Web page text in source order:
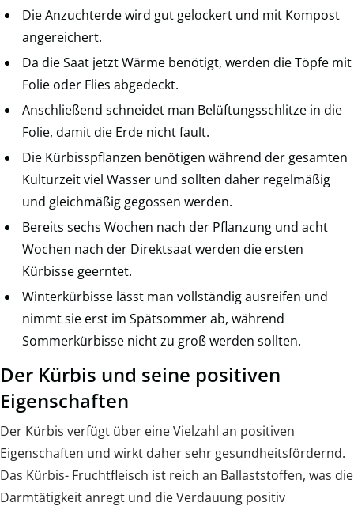
Die Anzuchterde wird gut gelockert und mit Kompost
angereichert.
Da die Saat jetzt Wärme benötigt, werden die Töpfe mit
Folie oder Flies abgedeckt.
Anschließend schneidet man Belüftungsschlitze in die
Folie, damit die Erde nicht fault.
Die Kürbisspflanzen benötigen während der gesamten
Kulturzeit viel Wasser und sollten daher regelmäßig
und gleichmäßig gegossen werden.
Bereits sechs Wochen nach der Pflanzung und acht
Wochen nach der Direktsaat werden die ersten
Kürbisse geerntet.
Winterkürbisse lässt man vollständig ausreifen und
nimmt sie erst im Spätsommer ab, während
Sommerkürbisse nicht zu groß werden sollten.
Der Kürbis und seine positiven
Eigenschaften
Der Kürbis verfügt über eine Vielzahl an positiven
Eigenschaften und wirkt daher sehr gesundheitsfördernd.
Das Kürbis- Fruchtfleisch ist reich an Ballaststoffen, was die
Darmtätigkeit anregt und die Verdauung positiv